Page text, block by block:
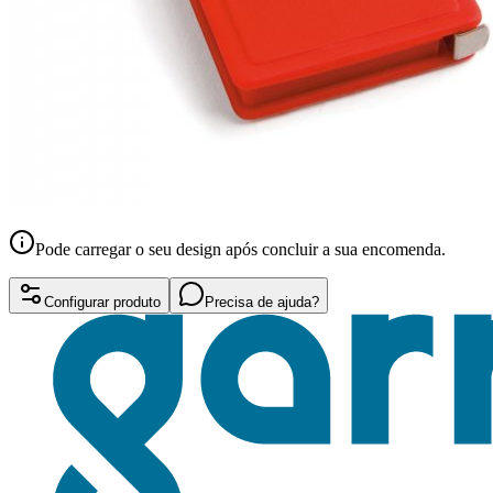
Pode carregar o seu design após concluir a sua encomenda.
Configurar produto Precisa de ajuda?